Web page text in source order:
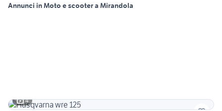
Annunci in Moto e scooter a Mirandola
4